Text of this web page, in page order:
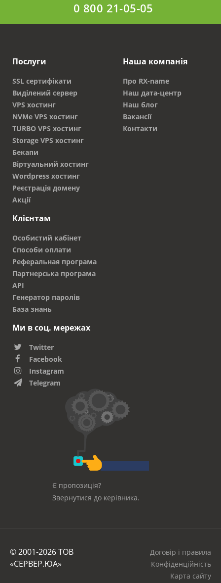
0 800 21-05-05
Послуги
SSL сертифікати
Виділений сервер
VPS хостинг
NVMe VPS хостинг
TURBO VPS хостинг
Storage VPS хостинг
Бекапи
Віртуальний хостинг
Wordpress хостинг
Реєстрація домену
Акції
Наша компанія
Про RX-name
Наш дата-центр
Наш блог
Вакансії
Контакти
Клієнтам
Особистий кабінет
Способи оплати
Реферальная програма
Партнерська програма
API
Генератор паролів
База знань
Ми в соц. мережах
Twitter
Facebook
Instagram
Telegram
Є пропозиція?
Звернутися до керівника.
© 2001-2026 ТОВ
«СЕРВЕР.ЮА»
Договір і правила
Конфіденційність
Карта сайту